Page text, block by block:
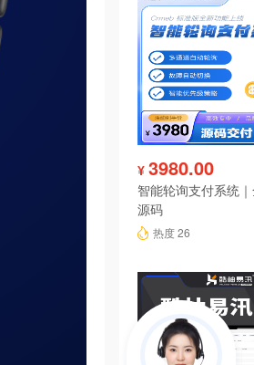
¥ 3980.00
智能轮询支付系统
源码
热度 26